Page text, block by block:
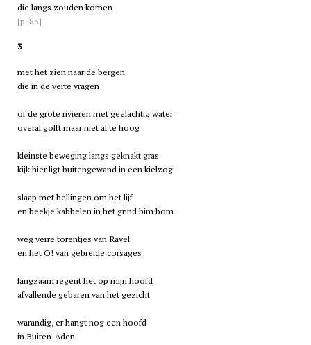
die langs zouden komen
[p. 83]
3
met het zien naar de bergen
die in de verte vragen
of de grote rivieren met geelachtig water
overal golft maar niet al te hoog
kleinste beweging langs geknakt gras
kijk hier ligt buitengewand in een kielzog
slaap met hellingen om het lijf
en beekje kabbelen in het grind bim bom
weg verre torentjes van Ravel
en het O! van gebreide corsages
langzaam regent het op mijn hoofd
afvallende gebaren van het gezicht
warandig, er hangt nog een hoofd
in Buiten-Aden